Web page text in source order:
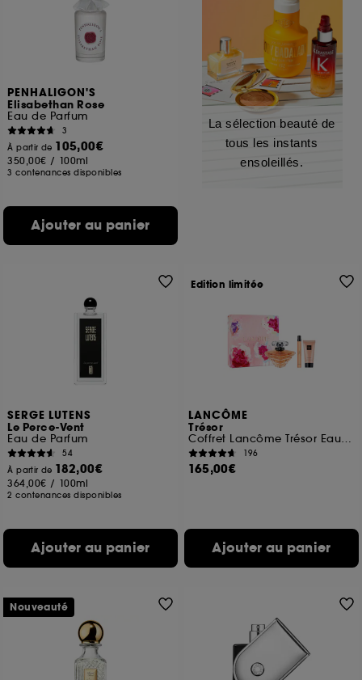
PENHALIGON'S
Elisabethan Rose
Eau de Parfum
3
À partir de 105,00€
350,00€ / 100ml
3 contenances disponibles
Ajouter au panier
La sélection beauté de
tous les instants
ensoleillés.
SERGE LUTENS
Le Perce-Vent
Eau de Parfum
54
À partir de 182,00€
364,00€ / 100ml
2 contenances disponibles
Ajouter au panier
LANCÔME
Trésor
Coffret Lancôme Trésor Eau de Parfum
196
165,00€
Ajouter au panier
Edition limitée
Nouveauté